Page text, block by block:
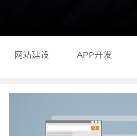
网站建设 APP开发